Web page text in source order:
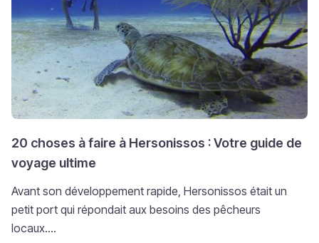
20 choses à faire à Hersonissos : Votre guide de
voyage ultime
Avant son développement rapide, Hersonissos était un
petit port qui répondait aux besoins des pêcheurs
locaux....